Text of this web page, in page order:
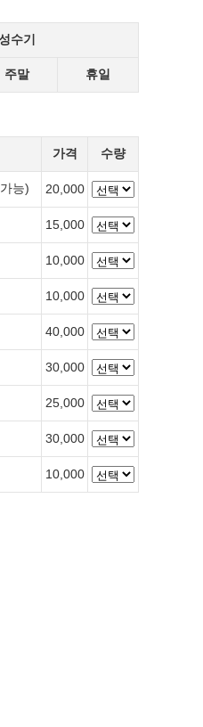
수기
주말 휴일
가격 수량
능) 20,000
15,000
10,000
10,000
40,000
30,000
25,000
30,000
10,000